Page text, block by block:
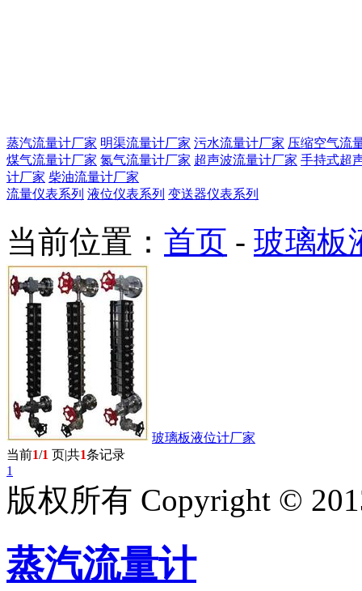
蒸汽流量计厂家 明渠流量计厂家 污水流量计厂家 压缩空气流
煤气流量计厂家 氮气流量计厂家 超声波流量计厂家 手持式超
计厂家 柴油流量计厂家
流量仪表系列 液位仪表系列 变送器仪表系列
当前位置： 首页 - 玻璃板
玻璃板液位计厂家
当前1/1 页|共1条记录
1
版权所有 Copyright ©
蒸汽流量计